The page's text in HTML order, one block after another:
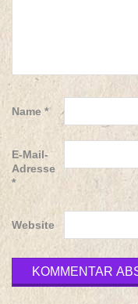
Name *
E-Mail-
Adresse
*
Website